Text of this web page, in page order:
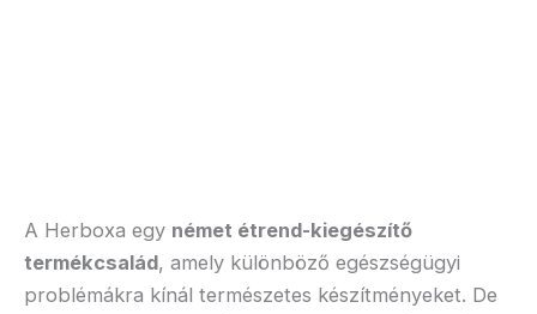
A Herboxa egy német étrend-kiegészítő
termékcsalád, amely különböző egészségügyi
problémákra kínál természetes készítményeket. De